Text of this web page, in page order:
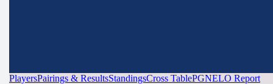
PlayersPairings & ResultsStandingsCross TablePGNELO Report